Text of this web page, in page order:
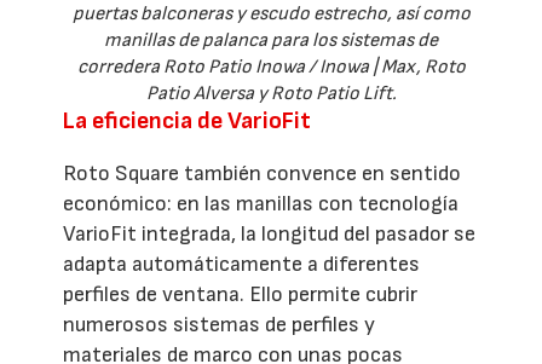
puertas balconeras y escudo estrecho, así como
manillas de palanca para los sistemas de
corredera Roto Patio Inowa / Inowa | Max, Roto
Patio Alversa y Roto Patio Lift.
La eficiencia de VarioFit
Roto Square también convence en sentido
económico: en las manillas con tecnología
VarioFit integrada, la longitud del pasador se
adapta automáticamente a diferentes
perfiles de ventana. Ello permite cubrir
numerosos sistemas de perfiles y
materiales de marco con unas pocas